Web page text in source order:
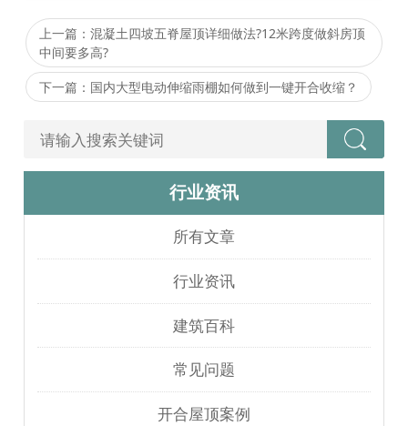
上一篇：混凝土四坡五脊屋顶详细做法?12米跨度做斜房顶
中间要多高?
下一篇：国内大型电动伸缩雨棚如何做到一键开合收缩？
行业资讯
所有文章
行业资讯
建筑百科
常见问题
开合屋顶案例